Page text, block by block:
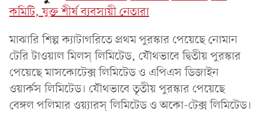
কমিটি, যুক্ত শীর্ষ ব্যবসায়ী নেতারা
মাঝারি শিল্প ক্যাটাগরিতে প্রথম পুরস্কার পেয়েছে নোমান
টেরি টাওয়াল মিলস্ লিমিটেড, যৌথভাবে দ্বিতীয় পুরস্কার
পেয়েছে মাসকোটেক্স লিমিটেড ও এপিএস ডিজাইন
ওয়ার্কস লিমিটেড। যৌথভাবে তৃতীয় পুরস্কার পেয়েছে
বেঙ্গল পলিমার ওয়্যারস্ লিমিটেড ও অকো-টেক্স লিমিটেড।